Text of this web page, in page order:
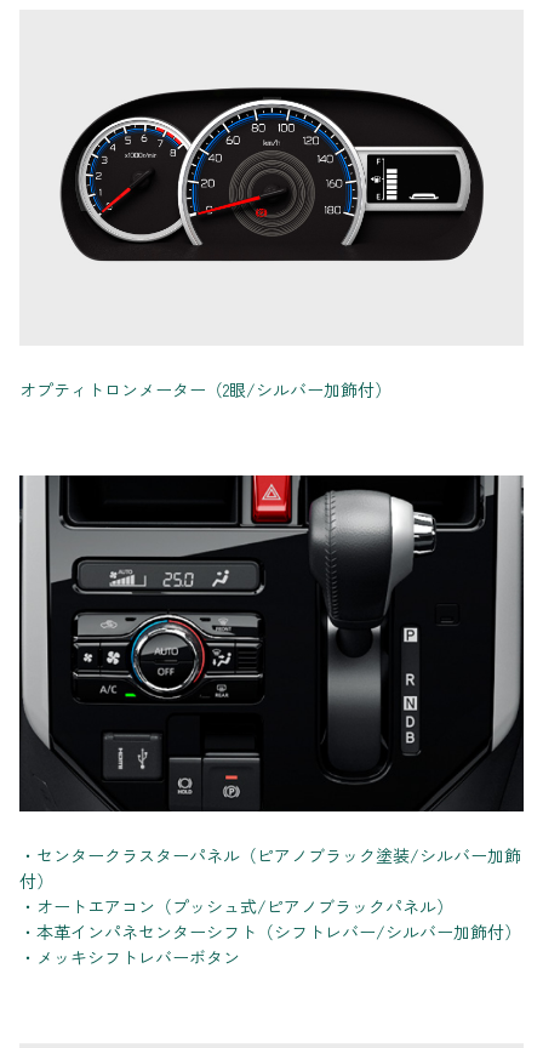
オプティトロンメーター（2眼/シルバー加飾付）
・センタークラスターパネル（ピアノブラック塗装/シルバー加飾
付）
・オートエアコン（プッシュ式/ピアノブラックパネル）
・本革インパネセンターシフト（シフトレバー/シルバー加飾付）
・メッキシフトレバーボタン